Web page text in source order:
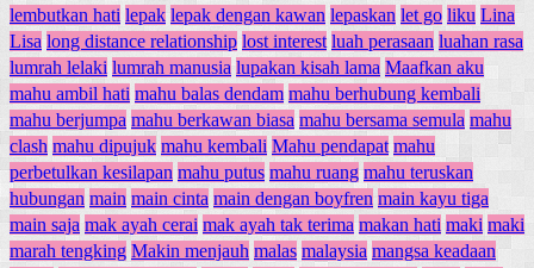
lembutkan hati lepak lepak dengan kawan lepaskan let go liku Lina
Lisa long distance relationship lost interest luah perasaan luahan rasa
lumrah lelaki lumrah manusia lupakan kisah lama Maafkan aku
mahu ambil hati mahu balas dendam mahu berhubung kembali
mahu berjumpa mahu berkawan biasa mahu bersama semula mahu
clash mahu dipujuk mahu kembali Mahu pendapat mahu
perbetulkan kesilapan mahu putus mahu ruang mahu teruskan
hubungan main main cinta main dengan boyfren main kayu tiga
main saja mak ayah cerai mak ayah tak terima makan hati maki maki
marah tengking Makin menjauh malas malaysia mangsa keadaan